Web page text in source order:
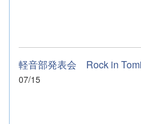
07/15